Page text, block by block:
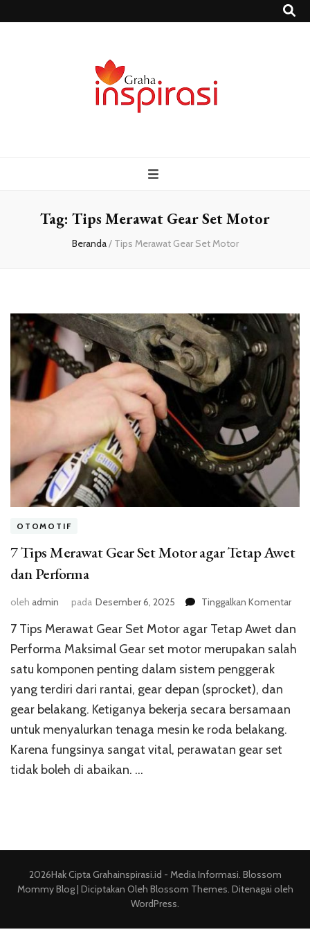
– Media
Informasi
Tag: Tips Merawat Gear Set Motor
Beranda/ Tips Merawat Gear Set Motor
OTOMOTIF
7 Tips Merawat Gear Set Motor agar Tetap Awet
dan Performa
oleh admin pada Desember 6, 2025 Tinggalkan Komentar
Tips
7 Tips Merawat Gear Set Motor agar Tetap Awet dan
Performa Maksimal Gear set motor merupakan salah
satu komponen penting dalam sistem penggerak
yang terdiri dari rantai, gear depan (sprocket), dan
gear belakang. Ketiganya bekerja secara bersamaan
untuk menyalurkan tenaga mesin ke roda belakang.
Karena fungsinya sangat vital, perawatan gear set
tidak boleh di abaikan. …
2026Hak CiptaGrahainspirasi.id - Media Informasi. Blossom
Mommy Blog | Diciptakan Oleh Blossom Themes. Ditenagai oleh
WordPress.